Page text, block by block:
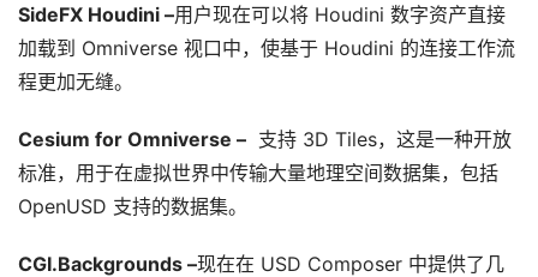
SideFX Houdini –用户现在可以将 Houdini 数字资产直接
加载到 Omniverse 视口中，使基于 Houdini 的连接工作流
程更加无缝。
Cesium for Omniverse – 支持 3D Tiles，这是一种开放
标准，用于在虚拟世界中传输大量地理空间数据集，包括
OpenUSD 支持的数据集。
CGI.Backgrounds –现在在 USD Composer 中提供了几